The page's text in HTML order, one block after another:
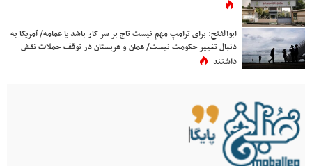
ابوالفتح: برای ترامپ مهم نیست تاج بر سر کار باشد یا عمامه/ آمریکا به
دنبال تغییر حکومت نیست/ عمان و عربستان در توقف حملات نقش
داشتند